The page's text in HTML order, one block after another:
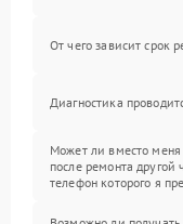
От чего зависит срок
Диагностика
Может ли вместо меня
после ремонта другой
телефон которого я